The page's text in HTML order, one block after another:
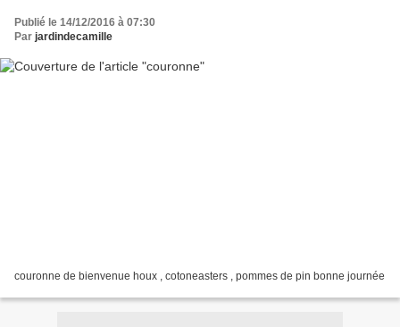
Publié le 14/12/2016 à 07:30
Par jardindecamille
couronne de bienvenue houx , cotoneasters , pommes de pin bonne journée